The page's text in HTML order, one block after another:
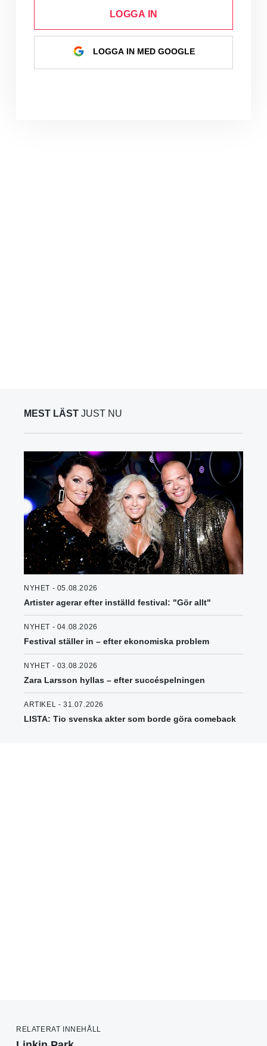
LOGGA IN
LOGGA IN MED GOOGLE
MEST LÄST JUST NU
NYHET - 05.08.2026
Artister agerar efter inställd festival: "Gör allt"
NYHET - 04.08.2026
Festival ställer in – efter ekonomiska problem
NYHET - 03.08.2026
Zara Larsson hyllas – efter succéspelningen
ARTIKEL - 31.07.2026
LISTA: Tio svenska akter som borde göra comeback
RELATERAT INNEHÅLL